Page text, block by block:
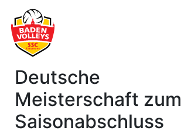
Deutsche
Meisterschaft zum
Saisonabschluss